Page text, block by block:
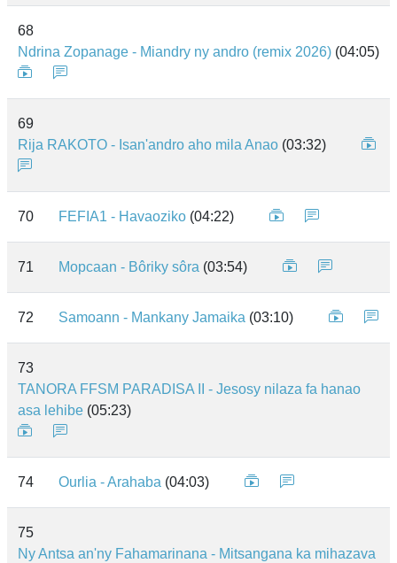
68
Ndrina Zopanage - Miandry ny andro (remix 2026) (04:05)
69
Rija RAKOTO - Isan'andro aho mila Anao (03:32)
70 FEFIA1 - Havaoziko (04:22)
71 Mopcaan - Bôriky sôra (03:54)
72 Samoann - Mankany Jamaika (03:10)
73
TANORA FFSM PARADISA II - Jesosy nilaza fa hanao
asa lehibe (05:23)
74 Ourlia - Arahaba (04:03)
75
Ny Antsa an'ny Fahamarinana - Mitsangana ka mihazava